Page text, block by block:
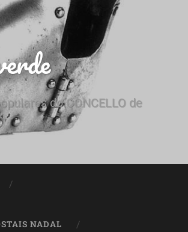
do CONCELLO de
NADAL